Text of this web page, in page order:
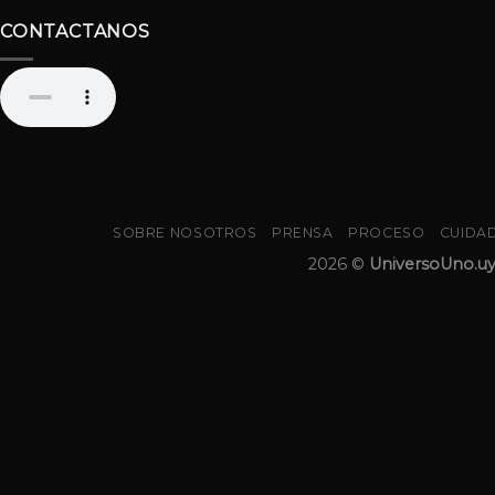
CONTACTANOS
SOBRE NOSOTROS PRENSA PROCESO
2026 © UniversoUno.uy